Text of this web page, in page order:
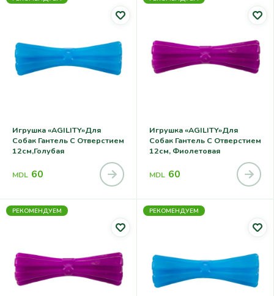
Игрушка «AGILITY»для
Собак Гантель С Отверстием
12см,голубая
MDL 60
Игрушка «AGILITY»для
Собак Гантель С Отверстием
12см, Фиолетовая
MDL 60
РЕКОМЕНДУЕМ РЕКОМЕНДУЕМ